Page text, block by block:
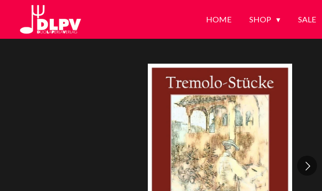
Hauptinhalt
springen
HOME SHOP SALE